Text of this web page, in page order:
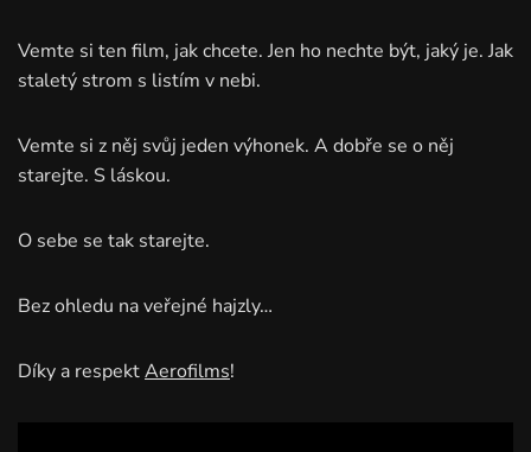
Vemte si ten film, jak chcete. Jen ho nechte být, jaký je. Jak
staletý strom s listím v nebi.
Vemte si z něj svůj jeden výhonek. A dobře se o něj
starejte. S láskou.
O sebe se tak starejte.
Bez ohledu na veřejné hajzly…
Díky a respektAerofilms!